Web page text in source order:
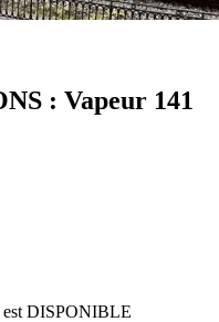
: Vapeur 141
est DISPONIBLE